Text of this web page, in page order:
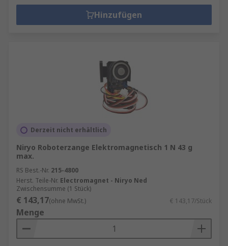
Hinzufügen
Derzeit nicht erhältlich
Niryo Roboterzange Elektromagnetisch 1 N 43 g
max.
RS Best.-Nr. 215-4800
Herst. Teile-Nr. Electromagnet - Niryo Ned
Zwischensumme (1 Stück)
€ 143,17(ohne MwSt.) € 143,17/Stück
Menge